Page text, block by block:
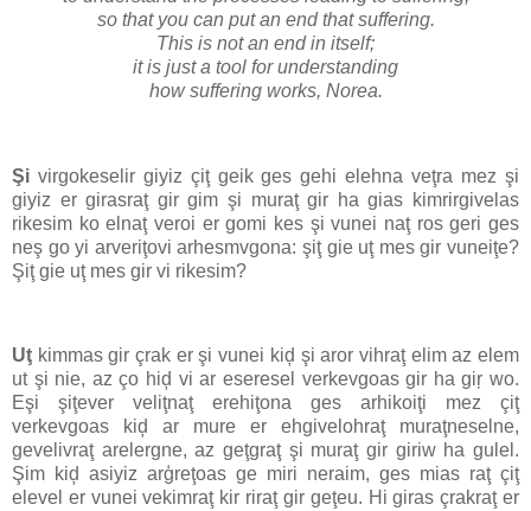
so that you can put an end that suffering.
This is not an end in itself;
it is just a tool for understanding
how suffering works, Norea.
Şi virgokeselir giyiz çiţ geik ges gehi elehna veţra mez şi
giyiz er girasraţ gir gim şi muraţ gir ha gias kimrirgivelas
rikesim ko elnaţ veroi er gomi kes şi vunei naţ ros geri ges
neş go yi arveriţovi arhesmvgona: şiţ gie uţ mes gir vuneiţe?
Şiţ gie uţ mes gir vi rikesim?
Uţ kimmas gir çrak er şi vunei kiḑ şi aror vihraţ elim az elem
ut şi nie, az ço hiḑ vi ar eseresel verkevgoas gir ha giŗ wo.
Eşi şiţever veliţnaţ erehiţona ges arhikoiţi mez çiţ
verkevgoas kiḑ ar mure er ehgivelohraţ muraţneselne,
gevelivraţ arelergne, az geţgraţ şi muraţ gir giriw ha gulel.
Şim kiḑ asiyiz arģreţoas ge miri neraim, ges mias raţ çiţ
elevel er vunei vekimraţ kir riraţ gir geţeu. Hi giras çrakraţ er